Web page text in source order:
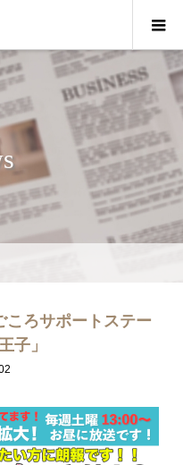
ろサポートステー
子」